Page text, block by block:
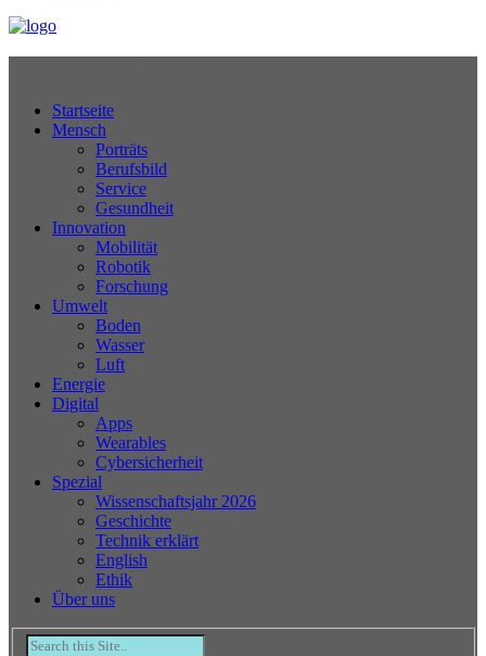
Startseite
Mensch
Porträts
Berufsbild
Service
Gesundheit
Innovation
Mobilität
Robotik
Forschung
Umwelt
Boden
Wasser
Luft
Energie
Digital
Apps
Wearables
Cybersicherheit
Spezial
Wissenschaftsjahr 2026
Geschichte
Technik erklärt
English
Ethik
Über uns